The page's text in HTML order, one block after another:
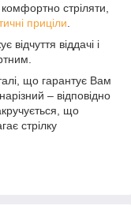
стріляти,
приціли
віддачі і
що гарантує Вам
– відповідно
що
стрілку